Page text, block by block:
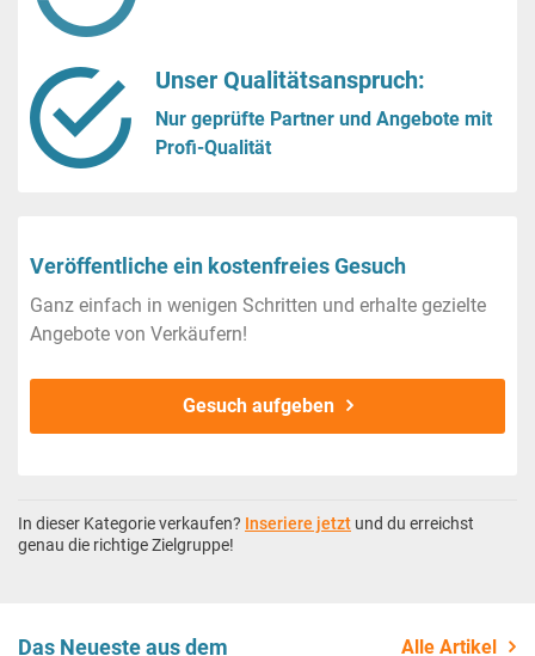
Unser Qualitätsanspruch:
Nur geprüfte Partner und Angebote mit
Profi-Qualität
Veröffentliche ein kostenfreies Gesuch
Ganz einfach in wenigen Schritten und erhalte gezielte
Angebote von Verkäufern!
Gesuch aufgeben
In dieser Kategorie verkaufen? Inseriere jetzt und du erreichst
genau die richtige Zielgruppe!
Das Neueste aus dem
Alle Artikel